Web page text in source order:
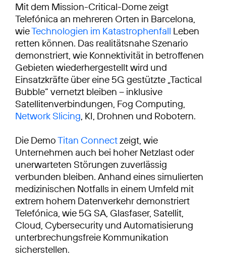
Mit dem Mission-Critical-Dome zeigt
Telefónica an mehreren Orten in Barcelona,
wieTechnologien im Katastrophenfall Leben
retten können. Das realitätsnahe Szenario
demonstriert, wie Konnektivität in betroffenen
Gebieten wiederhergestellt wird und
Einsatzkräfte über eine 5G gestützte „Tactical
Bubble“ vernetzt bleiben – inklusive
Satellitenverbindungen, Fog Computing,
Network Slicing, KI, Drohnen und Robotern.
Die DemoTitan Connectzeigt, wie
Unternehmen auch bei hoher Netzlast oder
unerwarteten Störungen zuverlässig
verbunden bleiben. Anhand eines simulierten
medizinischen Notfalls in einem Umfeld mit
extrem hohem Datenverkehr demonstriert
Telefónica, wie 5G SA, Glasfaser, Satellit,
Cloud, Cybersecurity und Automatisierung
unterbrechungsfreie Kommunikation
sicherstellen.